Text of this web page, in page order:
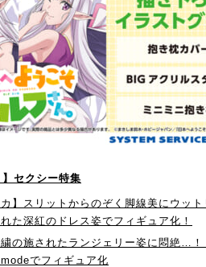
】セクシー特集
カ】スリットからのぞく脚線美にウッ
た深紅のドレス姿でフィギュア化！
の施されたランジェリー姿に悶絶…
でフィギュア化